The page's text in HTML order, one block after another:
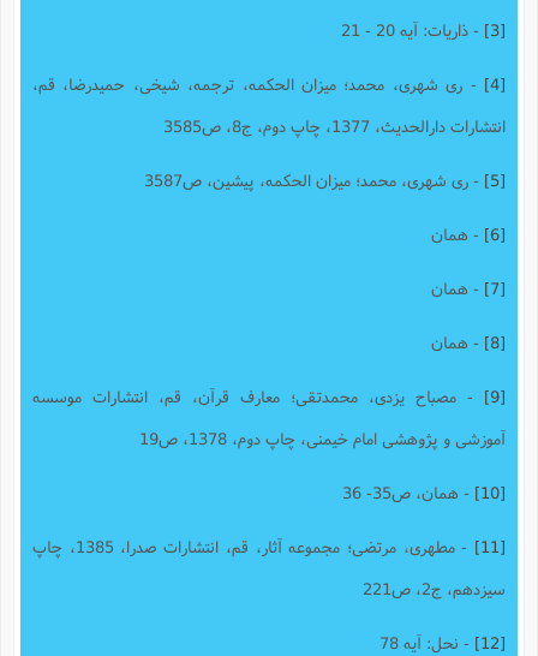
- ذاریات: آیه 20 - 21
- ری شهری، محمد؛ میزان الحکمه، ترجمه، شیخی، حمیدرضا، قم،
انتشارات دارالحدیث، 1377، چاپ دوم، ج8، ص3585
- ری شهری، محمد؛ میزان الحکمه، پیشین، ص3587
- همان
- همان
- همان
- مصباح یزدی، محمدتقی؛ معارف قرآن، قم، انتشارات موسسه
آموزشی و پژوهشی امام خیمنی، چاپ دوم، 1378، ص19
- همان، ص35- 36
- مطهری، مرتضی؛ مجموعه آثار، قم، انتشارات صدرا، 1385، چاپ
سیزدهم، ج2، ص221
- نحل: آیه 78